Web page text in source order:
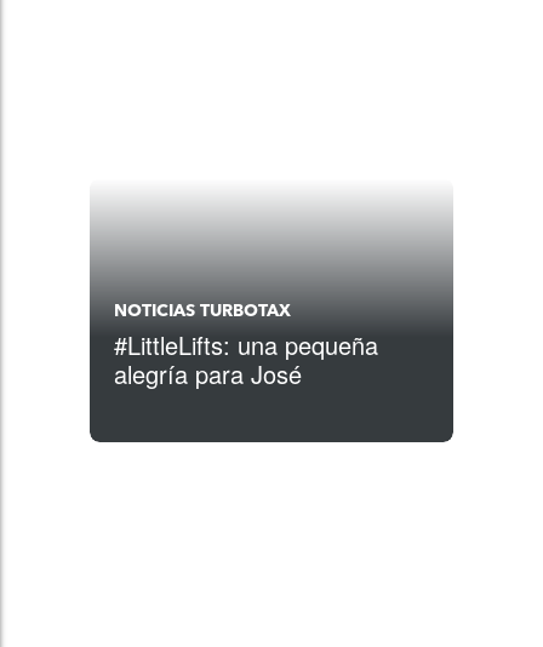
NOTICIAS TURBOTAX
#LittleLifts: una pequeña
alegría para José